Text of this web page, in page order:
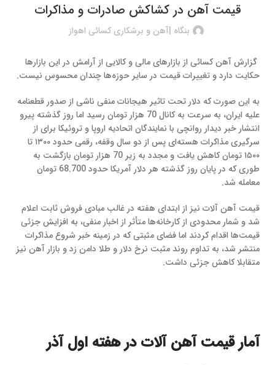
قیمت آهن در کشاکش صادرات و مذاکرات
بنگاه |آهن و برشکاری کسائی اهواز
گزارش آهن کسائی از بازارهای مالی و کالایی از آرامش در این بازارها
حکایت دارد و تغییرات قیمت در سایر حوزه‌ها چندان محسوس نیست.
به این صورت که دلار تحت تاثیر هیجانات منفی ناشی از صدور قطعنامه
علیه ایران، به سرعت به کانال 70 هزار تومان رسید اما روز گذشته پیرو
انتشار خبر دیدار روانچی با نمایندگان اتحادیه اروپا و تروئیکا برای از
سرگیری مذاکرات هسته‌ای پس از دو سال وقفه، رقمی حدود ۱۳۰۰ تا
۱۵۰۰ تومان کاهش یافت و مجدد به زیر 70 هزار تومان بازگشت به
طوری که در پایان روز گذشته هر دلار آمریکا حدود 68.700 تومان
معامله شد.
قیمت آهن آلات نیز از ابتدای هفته در غالب مبادی فروش ثابت اعلام
شد و شمار محدودی از کارخانه‌ها متأثر از اخبار منفی، به افزایش جزئی
قیمت‌ها اقدام کردند اما فضای مثبتی که در زمینه خبر شروع مذاکرات
منتشر شد، به تداوم روند مثبت نرخ دلار و طلا دامن زد و بازار آهن نیز
متقابلا کاهش جزئی داشت.
آمار قیمت آهن آلات در هفته اول آذر